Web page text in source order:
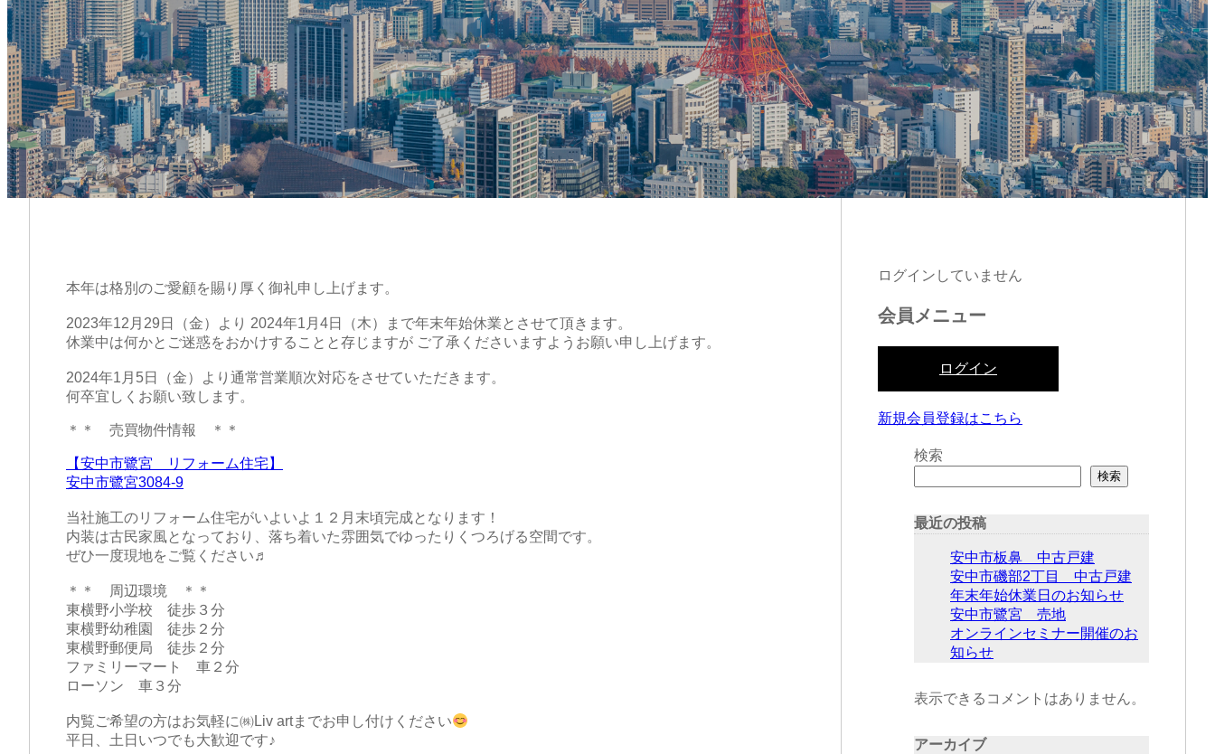
本年は格別のご愛顧を賜り厚く御礼申し上げます。
2023年12月29日（金）より 2024年1月4日（木）まで年末年始休業とさせて頂きます。
休業中は何かとご迷惑をおかけすることと存じますが ご了承くださいますようお願い申し上げます。
2024年1月5日（金）より通常営業順次対応をさせていただきます。
何卒宜しくお願い致します。
＊＊ 売買物件情報 ＊＊
【安中市鷺宮 リフォーム住宅】
安中市鷺宮3084-9
当社施工のリフォーム住宅がいよいよ１２月末頃完成となります！
内装は古民家風となっており、落ち着いた雰囲気でゆったりくつろげる空間です。
ぜひ一度現地をご覧ください♬
＊＊ 周辺環境 ＊＊
東横野小学校 徒歩３分
東横野幼稚園 徒歩２分
東横野郵便局 徒歩２分
ファミリーマート 車２分
ローソン 車３分
内覧ご希望の方はお気軽に㈱Liv artまでお申し付けください
平日、土日いつでも大歓迎です♪
ログインしていません
会員メニュー
ログイン
新規会員登録はこちら
検索
検索
最近の投稿
安中市板鼻 中古戸建
安中市磯部2丁目 中古戸建
年末年始休業日のお知らせ
安中市鷺宮 売地
オンラインセミナー開催のお
知らせ
表示できるコメントはありません。
アーカイブ